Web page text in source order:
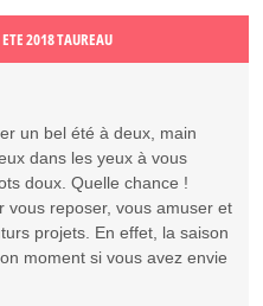
2018 TAUREAU
un bel été à deux, main
dans les yeux à vous
doux. Quelle chance !
vous reposer, vous amuser et
projets. En effet, la saison
moment si vous avez envie